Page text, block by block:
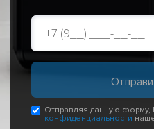
Отправляя данную форму,
конфиденциальности